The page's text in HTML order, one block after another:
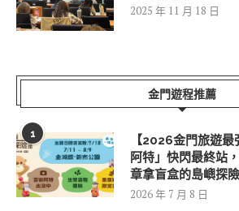
2025 年 11 月 18 日
金門遊程推薦
1
【2026金門旅遊
阿特」快閃最終站
章拿盲盒的島嶼探
2026 年 7 月 8 日